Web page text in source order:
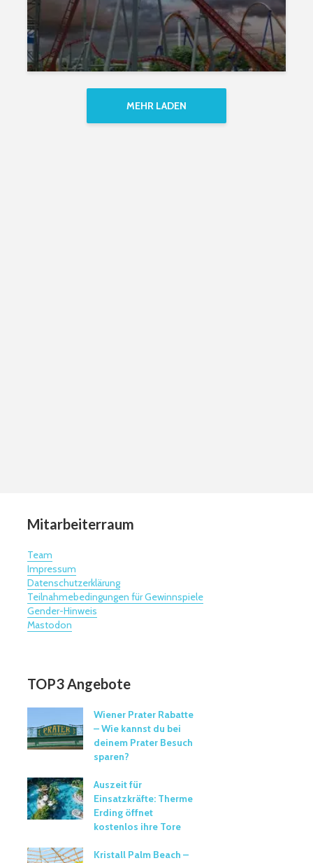
MEHR LADEN
Mitarbeiterraum
Team
Impressum
Datenschutzerklärung
Teilnahmebedingungen für Gewinnspiele
Gender-Hinweis
Mastodon
TOP3 Angebote
Wiener Prater Rabatte
– Wie kannst du bei
deinem Prater Besuch
sparen?
Auszeit für
Einsatzkräfte: Therme
Erding öffnet
kostenlos ihre Tore
Kristall Palm Beach –